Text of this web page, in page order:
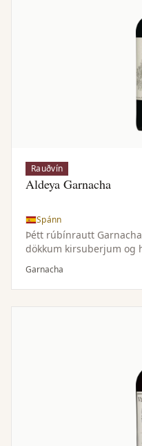
Rauðvín
Aldeya Garnacha
Spánn
Þétt rúbínrautt
dökkum kirsuberjum og
vanillu. Meðalfyllt til
Garnacha